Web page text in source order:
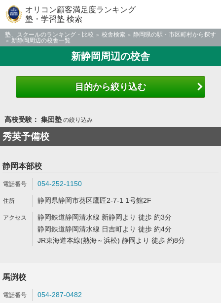
オリコン顧客満足度ランキング
塾・学習塾 検索
塾、スクールのランキング・比較 校舎検索
静岡県の駅・市区町村から探す
新静岡周辺の校舎一覧
新静岡周辺の校舎
目的から絞り込む
高校受験： 集団塾の絞り込み
秀英予備校
静岡本部校
054-252-1150
静岡県静岡市葵区鷹匠2-7-1 1号館2F
静岡鉄道静岡清水線 新静岡より 徒歩 約3分
静岡鉄道静岡清水線 日吉町より 徒歩 約4分
JR東海道本線(熱海～浜松) 静岡より 徒歩 約8分
馬渕校
054-287-0482